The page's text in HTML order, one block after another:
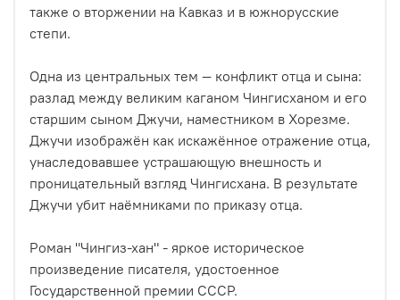
также о вторжении на Кавказ и в южнорусские
степи.
Одна из центральных тем — конфликт отца и сына:
разлад между великим каганом Чингисханом и его
старшим сыном Джучи, наместником в Хорезме.
Джучи изображён как искажённое отражение отца,
унаследовавшее устрашающую внешность и
проницательный взгляд Чингисхана. В результате
Джучи убит наёмниками по приказу отца.
Роман "Чингиз-хан" - яркое историческое
произведение писателя, удостоенное
Государственной премии СССР.